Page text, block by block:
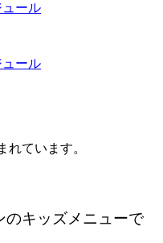
ュール
ュール
れています。
のキッズメニューで